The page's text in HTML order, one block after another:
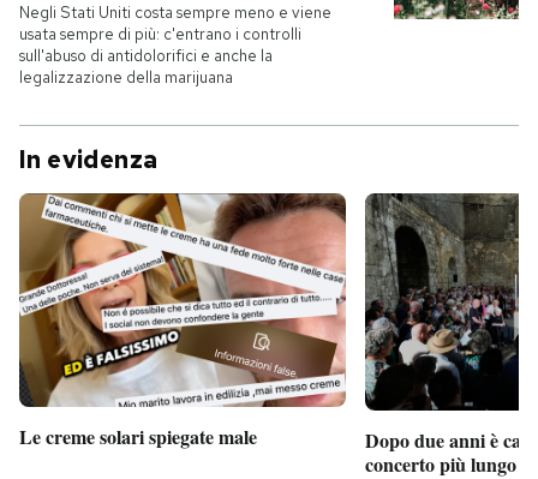
AREA PERSONALE
Negli Stati Uniti costa sempre meno e viene
usata sempre di più: c'entrano i controlli
sull'abuso di antidolorifici e anche la
legalizzazione della marijuana
In evidenza
Le creme solari spiegate male
Dopo due anni è
concerto più lungo